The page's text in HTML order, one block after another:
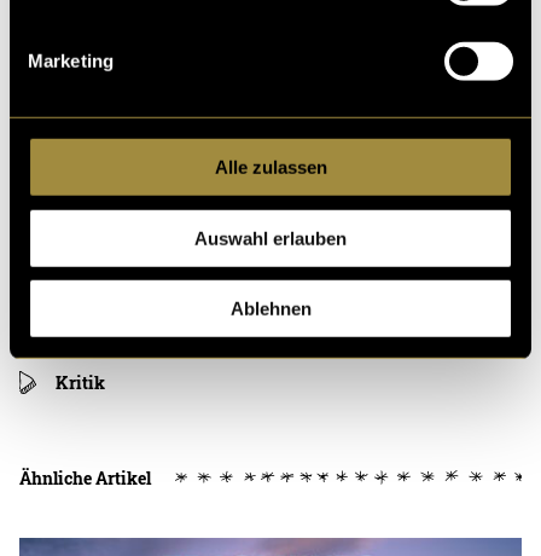
Marketing
Alle zulassen
Auswahl erlauben
Ablehnen
Kritik
Ähnliche Artikel